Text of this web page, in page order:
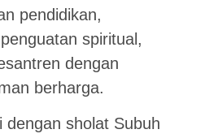
pendidikan,
spiritual,
dengan
berharga.
dengan sholat Subuh